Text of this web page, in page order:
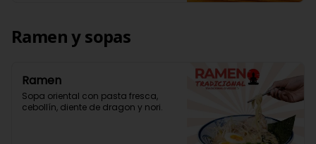
Ramen y sopas
Ramen
Sopa oriental con pasta fresca,
cebollín, diente de dragon y nori.